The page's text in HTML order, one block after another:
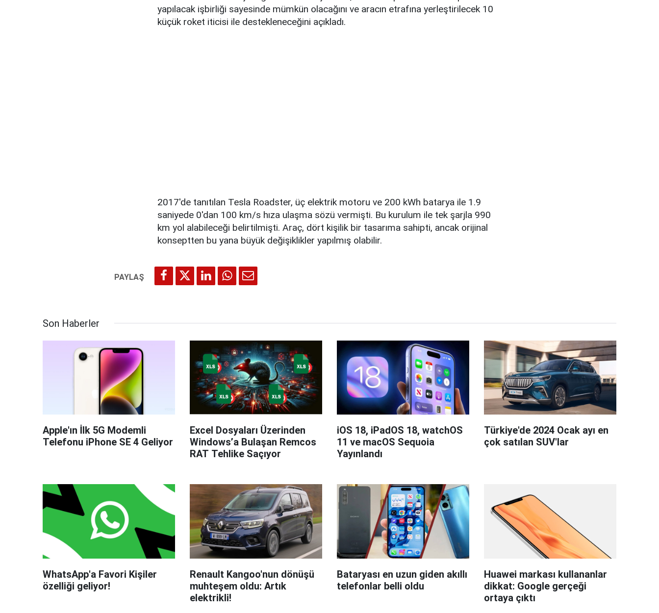
yapılacak işbirliği sayesinde mümkün olacağını ve aracın etrafına yerleştirilecek 10
küçük roket iticisi ile destekleneceğini açıkladı.
2017'de tanıtılan Tesla Roadster, üç elektrik motoru ve 200 kWh batarya ile 1.9
saniyede 0'dan 100 km/s hıza ulaşma sözü vermişti. Bu kurulum ile tek şarjla 990
km yol alabileceği belirtilmişti. Araç, dört kişilik bir tasarıma sahipti, ancak orijinal
konseptten bu yana büyük değişiklikler yapılmış olabilir.
Son Haberler
Apple'ın İlk 5G Modemli
Telefonu iPhone SE 4 Geliyor
Excel Dosyaları Üzerinden
Windows’a Bulaşan Remcos
RAT Tehlike Saçıyor
iOS 18, iPadOS 18, watchOS
11 ve macOS Sequoia
Yayınlandı
Türkiye'de 2024 Ocak ayı en
çok satılan SUV'lar
WhatsApp'a Favori Kişiler
özelliği geliyor!
Renault Kangoo'nun dönüşü
muhteşem oldu: Artık
elektrikli!
Bataryası en uzun giden akıllı
telefonlar belli oldu
Huawei markası kullananlar
dikkat: Google gerçeği
ortaya çıktı